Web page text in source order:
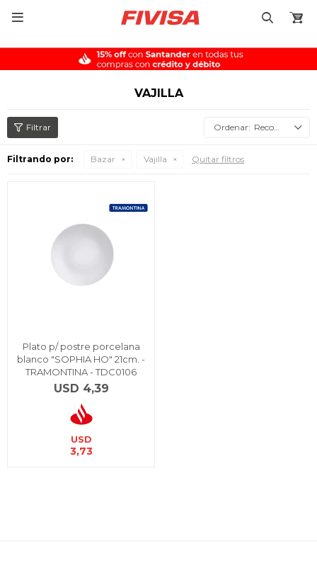

VAJILLA
Recomendados
Filtrando por: Bazar Vajilla Quitar filtros
Plato p/ postre porcelana
blanco "SOPHIA HO" 21cm. -
TRAMONTINA - TDC0106
USD 4,39
USD
3,73